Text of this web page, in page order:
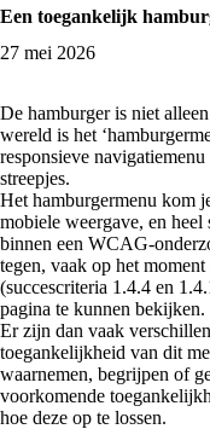
Een toegankelijk
27 mei 2026
De hamburger is niet
wereld is het
responsieve
streepjes.
Het hamburgermenu kom
mobiele weergave, en
binnen een WCAG-
tegen, vaak op het moment
(succescriteria 1.4.4 en
pagina te kunnen bekijken.
Er zijn dan vaak
toegankelijkheid van dit
waarnemen, begrijpen of
voorkomende
hoe deze op te lossen.